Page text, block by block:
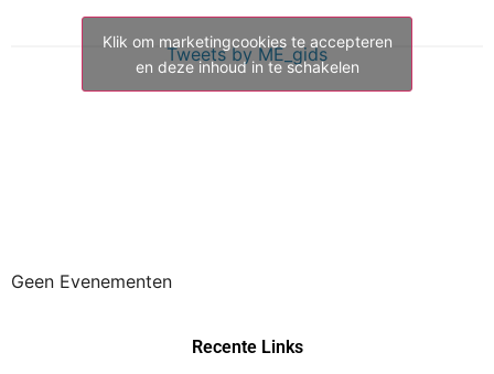
Tweets by ME_gids
Klik om marketingcookies te accepteren
en deze inhoud in te schakelen
Geen Evenementen
Recente Links